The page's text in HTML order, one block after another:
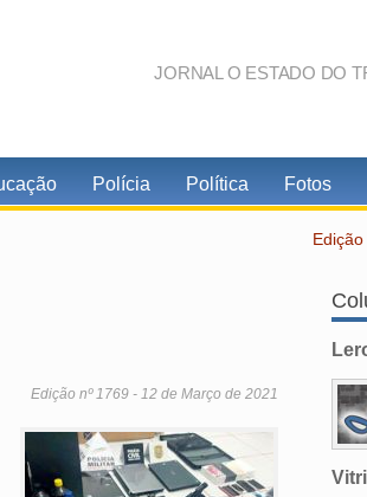
JORNAL O ESTADO DO
Polícia Política Fotos
Edição nº 1769 - 12 de Março de 2021